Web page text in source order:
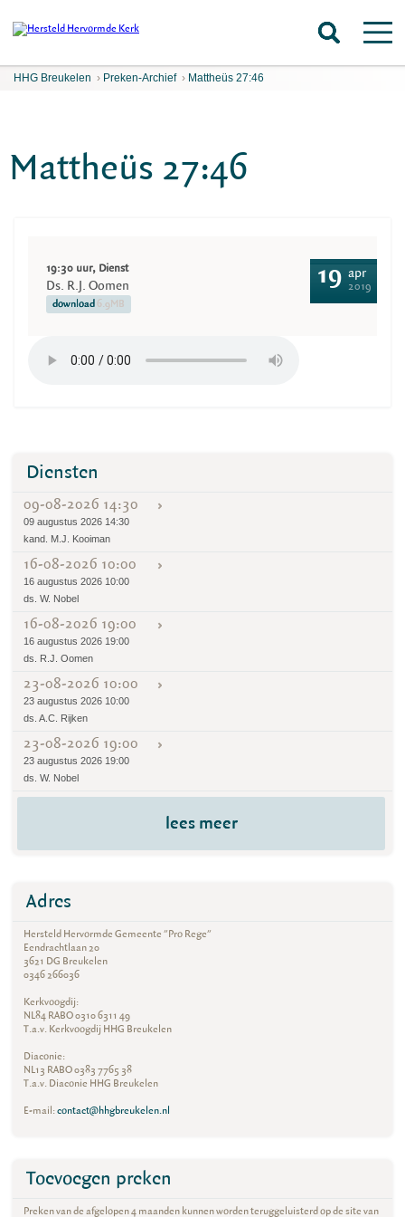
HHG Breukelen › Preken-Archief › Mattheüs 27:46
Mattheüs 27:46
19:30 uur, Dienst
Ds. R.J. Oomen
download 6.9MB
19 apr
2019
Diensten
09-08-2026 14:30
09 augustus 2026 14:30
kand. M.J. Kooiman
16-08-2026 10:00
16 augustus 2026 10:00
ds. W. Nobel
16-08-2026 19:00
16 augustus 2026 19:00
ds. R.J. Oomen
23-08-2026 10:00
23 augustus 2026 10:00
ds. A.C. Rijken
23-08-2026 19:00
23 augustus 2026 19:00
ds. W. Nobel
lees meer
Adres
Hersteld Hervormde Gemeente "Pro Rege"
Eendrachtlaan 20
3621 DG Breukelen
0346 266036
Kerkvoogdij:
NL84 RABO 0310 6311 49
T.a.v. Kerkvoogdij HHG Breukelen
Diaconie:
NL13 RABO 0383 7765 38
T.a.v. Diaconie HHG Breukelen
E-mail:contact@hhgbreukelen.nl
Toevoegen preken
Preken van de afgelopen 4 maanden kunnen worden teruggeluisterd op de site van